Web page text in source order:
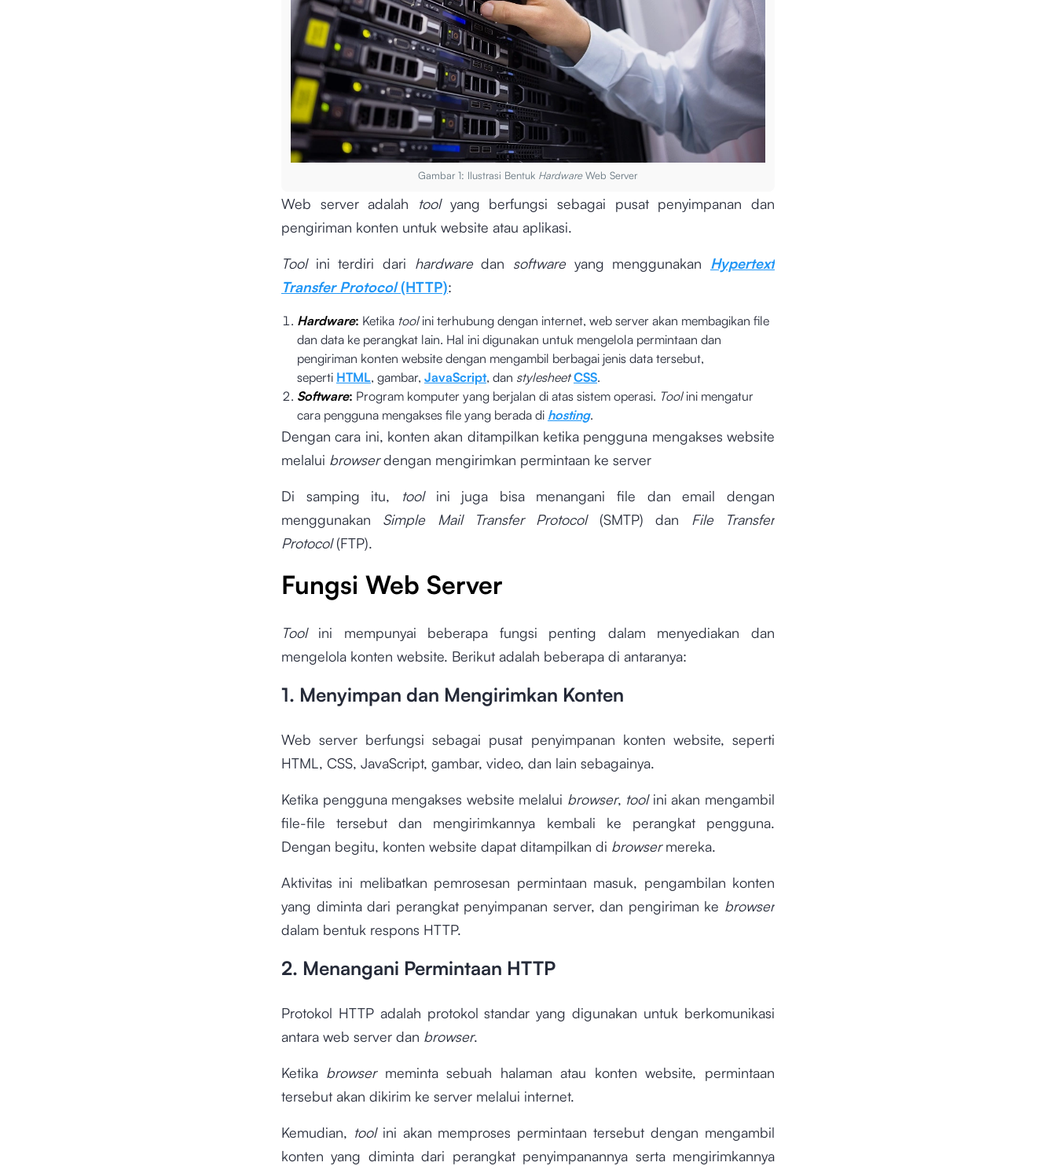
Gambar 1: Ilustrasi Bentuk HardwareWeb Server
Web server adalah toolyang berfungsi sebagai pusat penyimpanan dan
pengiriman konten untuk website atau aplikasi.
Tool ini terdiri dari hardwaredan softwareyang menggunakan Hypertext
Transfer Protocol(HTTP):
Hardware: Ketika tool ini terhubung dengan internet, web server akan membagikan file
dan data ke perangkat lain. Hal ini digunakan untuk mengelola permintaan dan
pengiriman konten website dengan mengambil berbagai jenis data tersebut,
seperti HTML, gambar, JavaScript, dan stylesheet CSS.
Software: Program komputer yang berjalan di atas sistem operasi. Tool ini mengatur
cara pengguna mengakses file yang berada di hosting.
Dengan cara ini, konten akan ditampilkan ketika pengguna mengakses website
melalui browserdengan mengirimkan permintaan ke server
Di samping itu, tool ini juga bisa menangani file dan email dengan
menggunakan Simple Mail Transfer Protocol(SMTP) dan
File Transfer
Protocol(FTP).
Fungsi Web Server
Tool ini mempunyai beberapa fungsi penting dalam menyediakan dan
mengelola konten website. Berikut adalah beberapa di antaranya:
1. Menyimpan dan Mengirimkan Konten
Web server berfungsi sebagai pusat penyimpanan konten website, seperti
HTML, CSS, JavaScript, gambar, video, dan lain sebagainya.
Ketika pengguna mengakses website melalui browser, tool ini akan mengambil
file-file tersebut dan mengirimkannya kembali ke perangkat pengguna.
Dengan begitu, konten website dapat ditampilkan di browsermereka.
Aktivitas ini melibatkan pemrosesan permintaan masuk, pengambilan konten
yang diminta dari perangkat penyimpanan server, dan pengiriman ke browser
dalam bentuk respons HTTP.
2. Menangani Permintaan HTTP
Protokol HTTP adalah protokol standar yang digunakan untuk berkomunikasi
antara web server dan browser.
Ketika browsermeminta sebuah halaman atau konten website, permintaan
tersebut akan dikirim ke server melalui internet.
Kemudian, tool ini akan memproses permintaan tersebut dengan mengambil
konten yang diminta dari perangkat penyimpanannya serta mengirimkannya